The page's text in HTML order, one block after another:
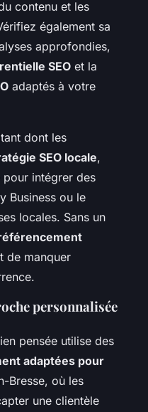
contenu et les
également sa
approfondies,
SEO et la
adaptés à votre
dont les
SEO locale,
intégrer des
Business ou le
locales. Sans un
de manquer
personnalisée
pensée utilise des
adaptées pour
Bresse, où les
une clientèle